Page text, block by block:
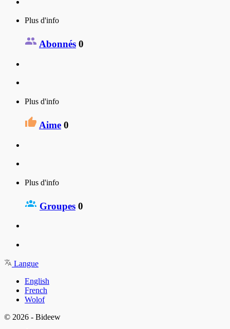
Plus d'info
Abonnés 0
Plus d'info
Aime 0
Plus d'info
Groupes 0
Langue
English
French
Wolof
© 2026 - Bideew